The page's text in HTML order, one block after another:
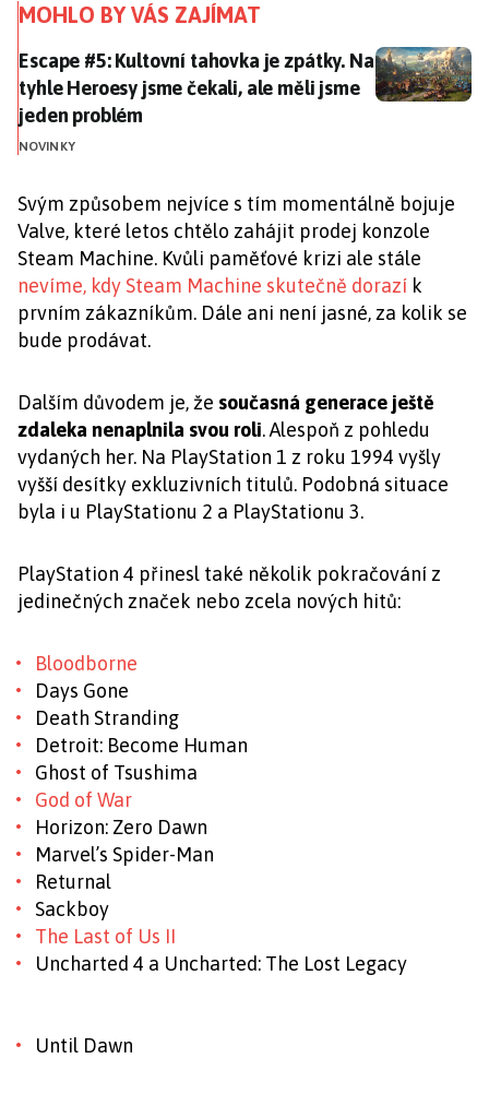
MOHLO BY VÁS ZAJÍMAT
Escape #5: Kultovní tahovka je zpátky. Na tyhle
Escape #5: Kultovní tahovka je zpátky. Na
tyhle Heroesy jsme čekali, ale měli jsme
jeden problém
NOVINKY
Svým způsobem nejvíce s tím momentálně bojuje
Valve, které letos chtělo zahájit prodej konzole
Steam Machine. Kvůli paměťové krizi ale stále
nevíme, kdy Steam Machine skutečně dorazí k
prvním zákazníkům. Dále ani není jasné, za kolik se
bude prodávat.
Dalším důvodem je, že současná generace ještě
zdaleka nenaplnila svou roli. Alespoň z pohledu
vydaných her. Na PlayStation 1 z roku 1994 vyšly
vyšší desítky exkluzivních titulů. Podobná situace
byla i u PlayStationu 2 a PlayStationu 3.
PlayStation 4 přinesl také několik pokračování z
jedinečných značek nebo zcela nových hitů:
Bloodborne
Days Gone
Death Stranding
Detroit: Become Human
Ghost of Tsushima
God of War
Horizon: Zero Dawn
Marvel’s Spider-Man
Returnal
Sackboy
The Last of Us II
Uncharted 4 a Uncharted: The Lost Legacy
Until Dawn